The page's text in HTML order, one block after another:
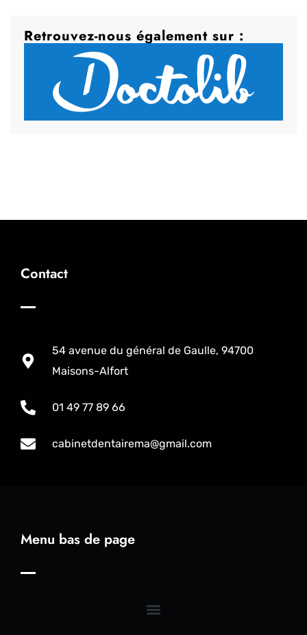
Retrouvez-nous également sur :
Contact
54 avenue du général de Gaulle, 94700
Maisons-Alfort
01 49 77 89 66
cabinetdentairema@gmail.com
Menu bas de page